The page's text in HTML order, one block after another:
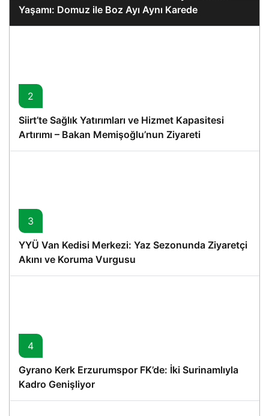
Yaşamı: Domuz ile Boz Ayı Aynı Karede
2
Siirt’te Sağlık Yatırımları ve Hizmet Kapasitesi
Artırımı – Bakan Memişoğlu’nun Ziyareti
3
YYÜ Van Kedisi Merkezi: Yaz Sezonunda Ziyaretçi
Akını ve Koruma Vurgusu
4
Gyrano Kerk Erzurumspor FK’de: İki Surinamlıyla
Kadro Genişliyor